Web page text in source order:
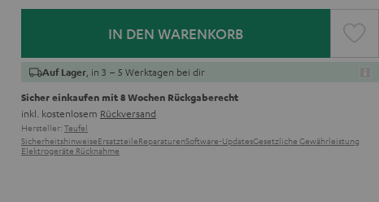
IN DEN WARENKORB
Auf Lager , in 3 – 5 Werktagen bei dir
Sicher einkaufen mit 8 Wochen Rückgaberecht
inkl. kostenlosem Rückversand
Hersteller: Teufel
SicherheitshinweiseErsatzteileReparaturenSoftware-UpdatesGesetzliche Gewährleistung
Elektrogeräte Rücknahme